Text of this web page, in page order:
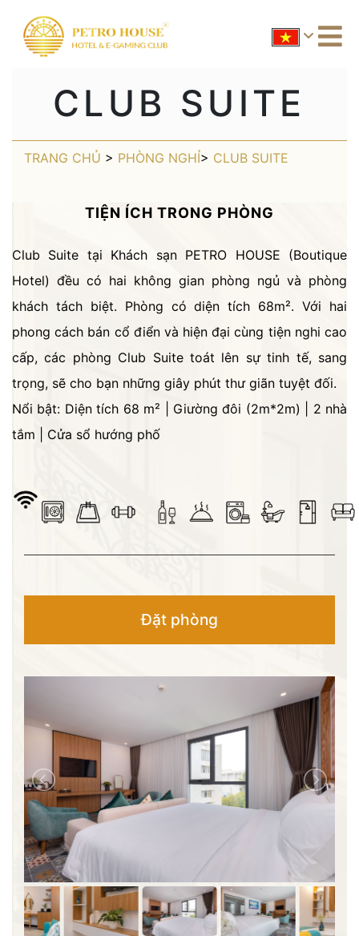
CLUB SUITE
TRANG CHỦ > PHÒNG NGHỈ> CLUB SUITE
TIỆN ÍCH TRONG PHÒNG
Club Suite tại Khách sạn PETRO HOUSE (Boutique
Hotel) đều có hai không gian phòng ngủ và phòng
khách tách biệt. Phòng có diện tích 68m². Với hai
phong cách bán cổ điển và hiện đại cùng tiện nghi cao
cấp, các phòng Club Suite toát lên sự tinh tế, sang
trọng, sẽ cho bạn những giây phút thư giãn tuyệt đối.
Nổi bật: Diện tích 68 m² | Giường đôi (2m*2m) | 2 nhà
tắm | Cửa sổ hướng phố
Đặt phòng